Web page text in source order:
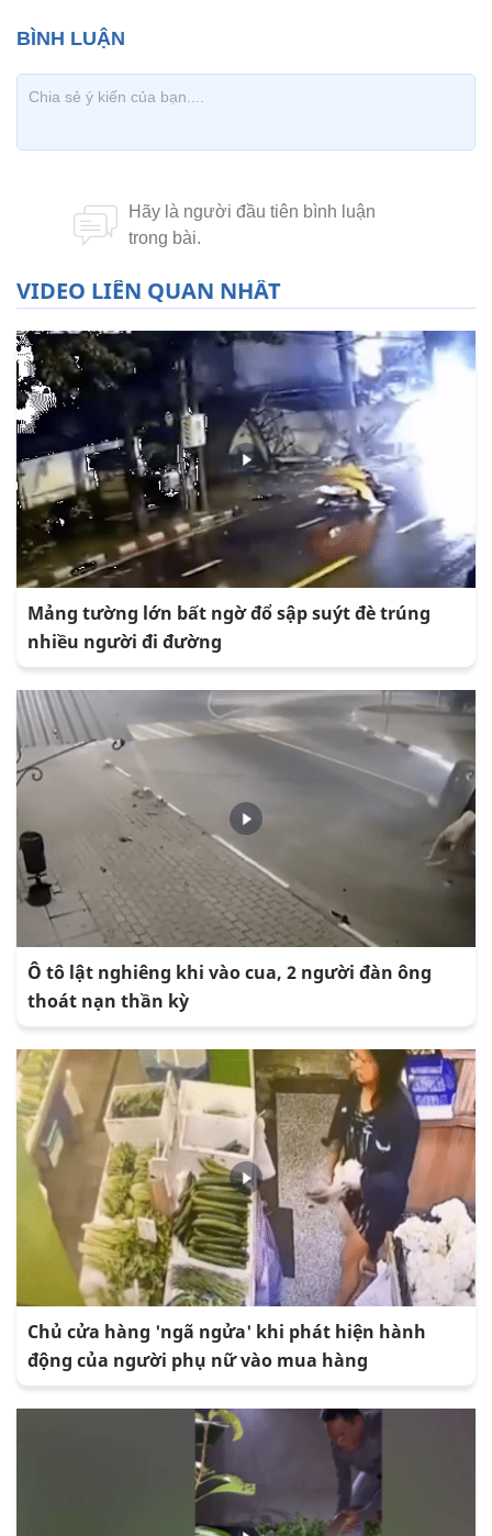
VIDEO LIÊN QUAN NHẤT
Mảng tường lớn bất ngờ đổ sập suýt đè trúng
nhiều người đi đường
Ô tô lật nghiêng khi vào cua, 2 người đàn ông
thoát nạn thần kỳ
Chủ cửa hàng 'ngã ngửa' khi phát hiện hành
động của người phụ nữ vào mua hàng